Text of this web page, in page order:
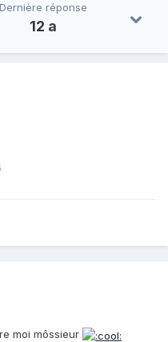
Dernière réponse
12 a
moi môssieur